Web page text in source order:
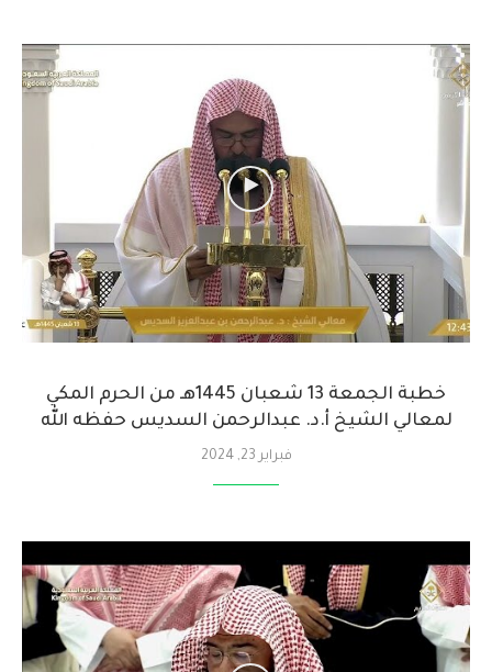
خطبة الجمعة 13 شعبان 1445هـ من الحرم المكي
لمعالي الشيخ أ.د. عبدالرحمن السديس حفظه الله
فبراير 23, 2024